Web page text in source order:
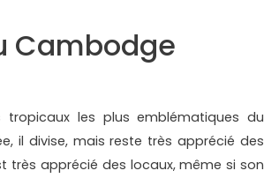
Cambodge
les plus emblématiques du
il divise, mais reste très apprécié des
très apprécié des locaux, même si son